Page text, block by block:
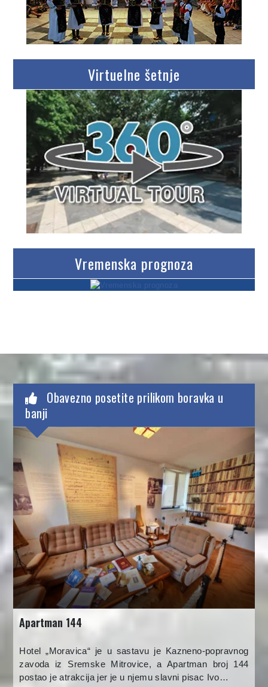
Virtuelne šetnje
Vremenska prognoza
Obavezno posetite prilikom boravka u
banji
Apartman 144
Hotel „Moravica“ je u sastavu je Kazneno-popravnog
zavoda iz Sremske Mitrovice, a Apartman broj 144
postao je atrakcija jer je u njemu slavni pisac Ivo…